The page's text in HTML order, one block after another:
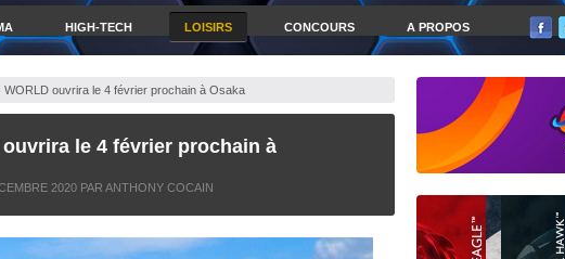
HIGH-TECH LOISIRS CONCOURS A PROPOS
WORLD ouvrira le 4 février prochain à Osaka
ouvrira le 4 février prochain à
2020 PAR ANTHONY COCAIN